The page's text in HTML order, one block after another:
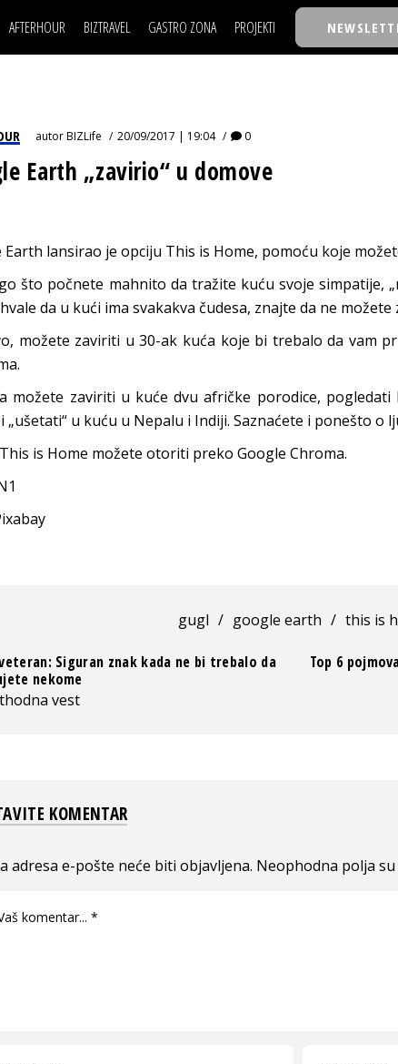
AFTERHOUR
STIL
BIZTRAVEL GASTRO ZONA PROJEKTI
BACK TO OFFICE/SCHOOL
BIZKOLEGIJUM
BMW BIZNIS LIGA
BIZLIFE WEEK
IZJAVA GODINE
HOW
FILM I SCENA
STIL
WELLBEING
NAJKOLEGA
BIZLIFE WEEK
IZJAVA GODINE
autorBIZLife 20/09/2017 | 19:04 0
Earth „zavirio“ u domove
Earth lansirao je opciju This is Home, pomoću koje
što počnete mahnito da tražite kuću svoje simpatije,
da u kući ima svakakva čudesa, znajte da ne
možete zaviriti u 30-ak kuća koje bi trebalo da vam
možete zaviriti u kuće dvu afričke porodice,
„ušetati“ u kuću u Nepalu i Indiji. Saznaćete i ponešto o
is Home možete otoriti preko Google Chroma.
gugl / google earth / this is
Siguran znak kada ne bi trebalo da
nekome
vest
Top 6
KOMENTAR
adresa e-pošte neće biti objavljena. Neophodna polja